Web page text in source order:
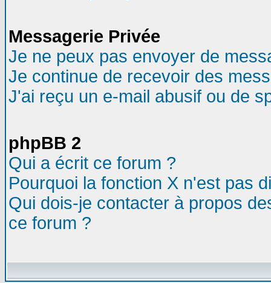
Messagerie Privée
Je ne peux pas envoyer de
Je continue de recevoir des
J'ai reçu un e-mail abusif ou de
phpBB 2
Qui a écrit ce forum ?
Pourquoi la fonction X n'est pas
Qui dois-je contacter à propos
ce forum ?